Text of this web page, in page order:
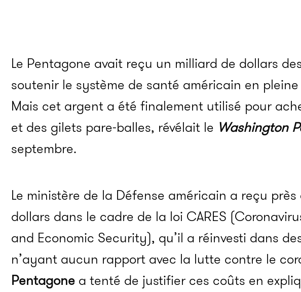
Le Pentagone avait reçu un milliard de dollars
soutenir le système de santé américain en
Mais cet argent a été finalement utilisé pour
et des gilets pare-balles, révélait le Washington
septembre.
Le ministère de la Défense américain a reçu près
dollars dans le cadre de la loi CARES
and Economic Security), qu’il a réinvesti dans
n’ayant aucun rapport avec la lutte contre le
Pentagone a tenté de justifier ces coûts en